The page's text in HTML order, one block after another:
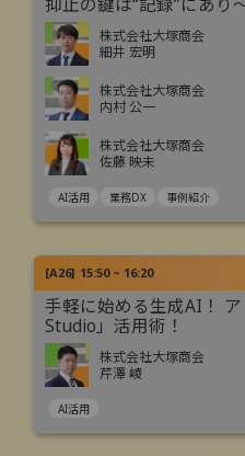
株式会社大塚商会
細井 宏明
株式会社大塚商会
内村 公一
株式会社大塚商会
佐藤 映未
AI活用 業務DX 事例紹介
[A26] 15:50 ~ 16:20
手軽に始める生成AI！
Studio」活用術！
株式会社大塚商会
芹澤 崚
AI活用